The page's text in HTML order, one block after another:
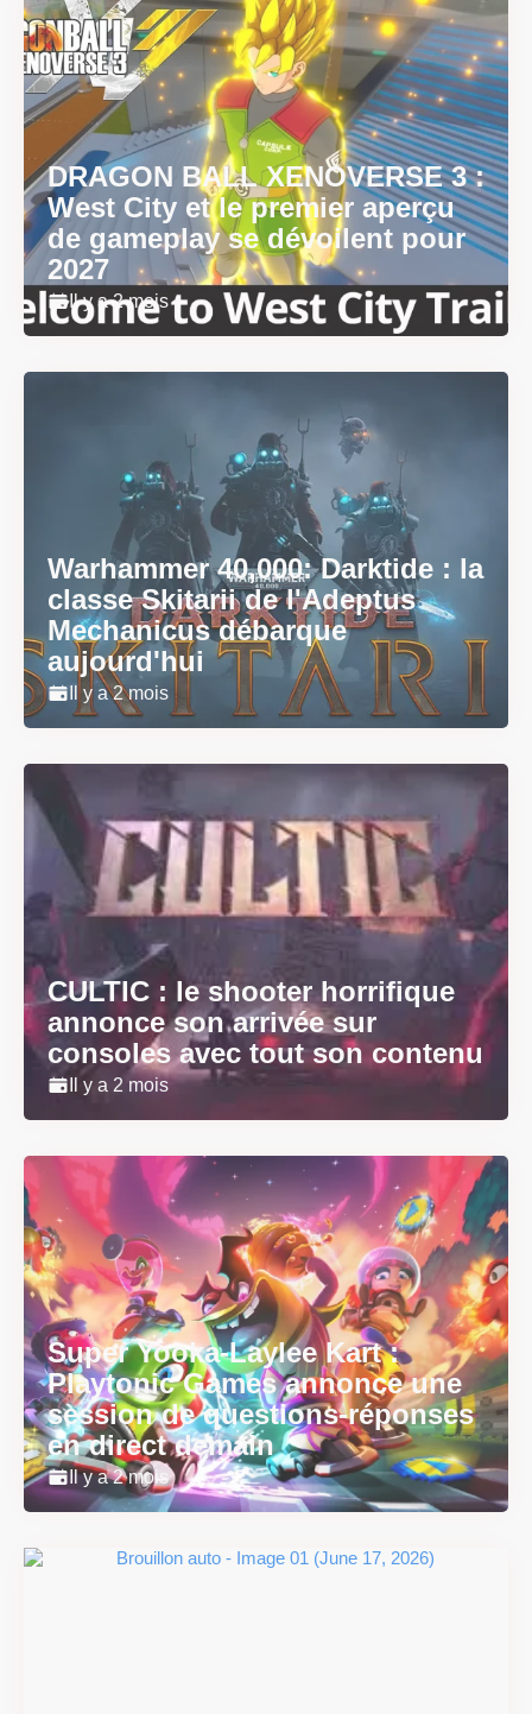
DRAGON BALL XENOVERSE 3 :
West City et le premier aperçu
de gameplay se dévoilent pour
2027
Il y a 2 mois
Warhammer 40,000: Darktide : la
classe Skitarii de l'Adeptus
Mechanicus débarque
aujourd'hui
Il y a 2 mois
CULTIC : le shooter horrifique
annonce son arrivée sur
consoles avec tout son contenu
Il y a 2 mois
Super Yooka-Laylee Kart :
Playtonic Games annonce une
session de questions-réponses
en direct demain
Il y a 2 mois